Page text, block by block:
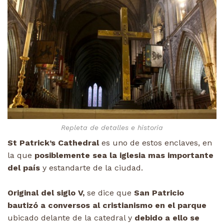
Repleta de detalles e historia
St Patrick’s Cathedrales uno de estos enclaves, en
la que posiblemente sea la iglesia mas importante
del país y estandarte de la ciudad.
Original del siglo V, se dice que San Patricio
bautizó a conversos al cristianismo en el parque
ubicado delante de la catedral y debido a ello se